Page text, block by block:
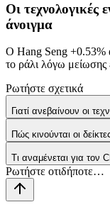
Οι τεχνολογικές
άνοιγμα
Ο Hang Seng +0.53%
το ράλι λόγω μείωσης
Ρωτήστε σχετικά
Γιατί ανεβαίνουν οι
Πώς κινούνται οι
Τι αναμένεται για τον